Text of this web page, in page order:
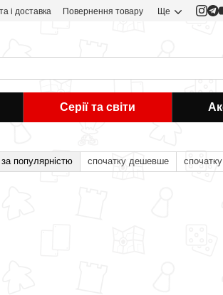
і доставка Повернення товару Ще
Серії та світи
за популярністю спочатку дешевше